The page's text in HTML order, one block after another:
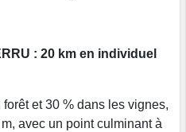
: 20 km en individuel
et 30 % dans les vignes,
avec un point culminant à